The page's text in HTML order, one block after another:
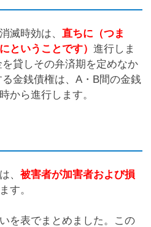
滅時効は、直ちに（つま
ということです）進行しま
貸しその弁済期を定めなか
金銭債権は、A・B間の金銭
から進行します。
、被害者が加害者および損
す。
を表でまとめました。この